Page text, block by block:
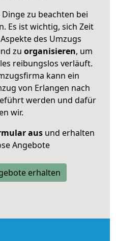
zu beachten bei
Es ist wichtig, sich Zeit
des Umzugs
zu organisieren, um
reibungslos verläuft.
kann ein
von Erlangen nach
werden und dafür
wir.
ausund erhalten
Angebote
erhalten